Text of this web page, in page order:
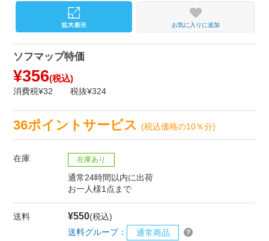
お気に入りに追加
ソフマップ特価
¥356(税込)
消費税¥32 税抜¥324
36ポイントサービス(税込価格の10％分)
在庫 在庫あり
通常24時間以内に出荷
お一人様1点まで
送料 ¥550(税込)
送料グループ：
通常商品